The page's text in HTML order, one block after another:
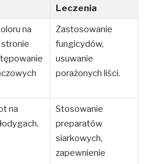
Leczenia
na
Zastosowanie
fungicydów,
usuwanie
porażonych liści.
na
Stosowanie
preparatów
siarkowych,
zapewnienie